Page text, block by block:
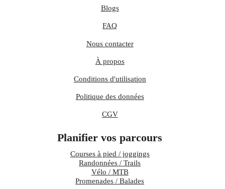
Blogs
FAQ
Nous contacter
À propos
Conditions d'utilisation
Politique des données
CGV
Planifier vos parcours
Courses à pied / joggings
Randonnées / Trails
Vélo / MTB
Promenades / Balades